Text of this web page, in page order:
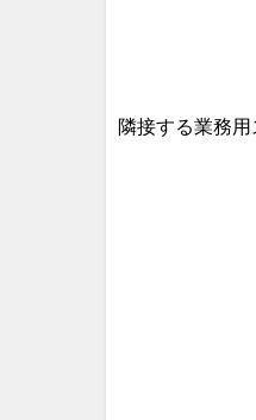
隣接する業務